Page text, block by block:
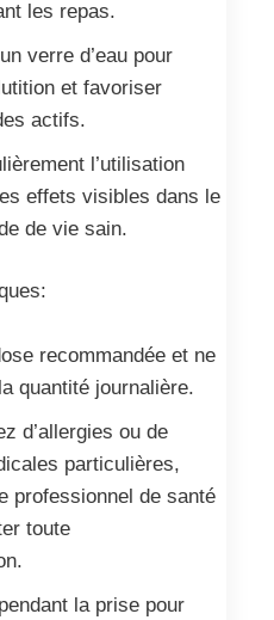
les repas.
verre d’eau pour
et favoriser
actifs.
l’utilisation
effets visibles dans le
de vie sain.
recommandée et ne
quantité journalière.
d’allergies ou de
particulières,
professionnel de santé
toute
la prise pour